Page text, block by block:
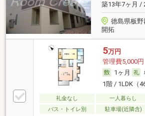
築13年7ヶ月 /
徳島県板
開拓
5万円
管理費5,000円
1ヶ月
1階 / 1LDK（
礼金なし 一人暮らし
バス・トイレ別
駐車場(近隣含)